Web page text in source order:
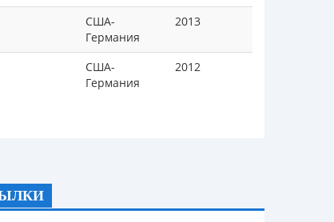
США-
Германия
2013
США-
Германия
2012